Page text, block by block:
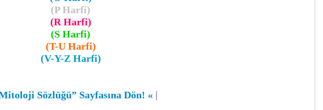
(P Harfi)
(R Harfi)
(S Harfi)
(T-U Harfi)
(V-Y-Z Harfi)
Sözlüğü” Sayfasına Dön! « |